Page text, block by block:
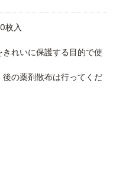
枚入
れいに保護する目的で使
の薬剤散布は行ってくだ